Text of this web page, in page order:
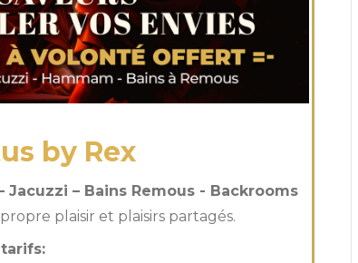
by Rex
Jacuzzi – Bains Remous - Backrooms
plaisir et plaisirs partagés.
tarifs: